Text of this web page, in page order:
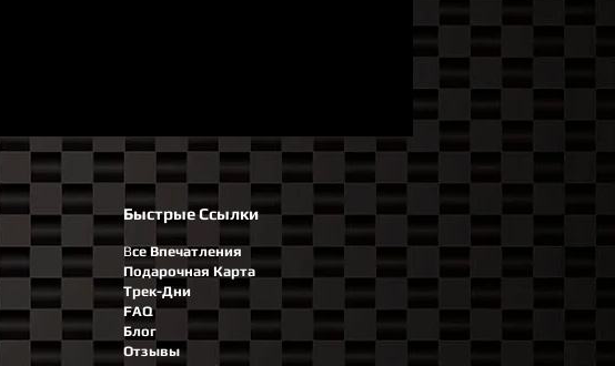
Быстрые Ссылки
Все Впечатления
Подарочная Карта
Трек-Дни
FAQ
Блог
Отзывы